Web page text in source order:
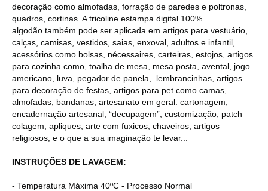
decoração como almofadas, forração de paredes e poltronas,
quadros, cortinas. A tricoline estampa digital 100%
algodão também pode ser aplicada em artigos para vestuário,
calças, camisas, vestidos, saias, enxoval, adultos e infantil,
acessórios como bolsas, nécessaires, carteiras, estojos, artigos
para cozinha como, toalha de mesa, mesa posta, avental, jogo
americano, luva, pegador de panela, lembrancinhas, artigos
para decoração de festas, artigos para pet como camas,
almofadas, bandanas, artesanato em geral: cartonagem,
encadernação artesanal, “decupagem”, customização, patch
colagem, apliques, arte com fuxicos, chaveiros, artigos
religiosos, e o que a sua imaginação te levar...
INSTRUÇÕES DE LAVAGEM:
- Temperatura Máxima 40ºC - Processo Normal